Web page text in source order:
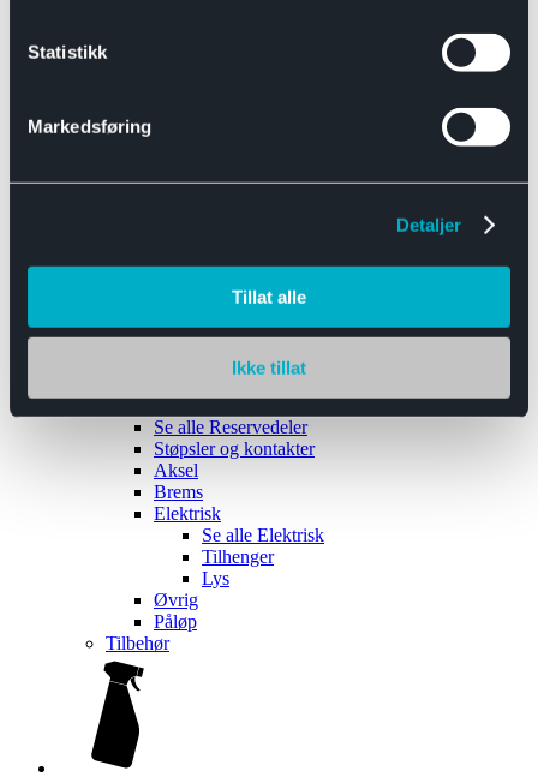
Statistikk
Markedsføring
Detaljer
Tillat alle
Ikke tillat
Båthengere
Reservedeler
Se alle Reservedeler
Støpsler og kontakter
Aksel
Brems
Elektrisk
Se alle Elektrisk
Tilhenger
Lys
Øvrig
Påløp
Tilbehør